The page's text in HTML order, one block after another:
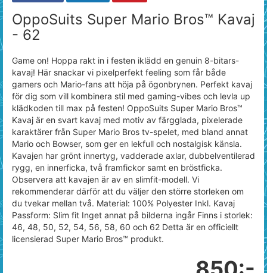
OppoSuits Super Mario Bros™ Kavaj
- 62
Game on! Hoppa rakt in i festen iklädd en genuin 8-bitars-
kavaj! Här snackar vi pixelperfekt feeling som får både
gamers och Mario-fans att höja på ögonbrynen. Perfekt kavaj
för dig som vill kombinera stil med gaming-vibes och levla up
klädkoden till max på festen! OppoSuits Super Mario Bros™
Kavaj är en svart kavaj med motiv av färgglada, pixelerade
karaktärer från Super Mario Bros tv-spelet, med bland annat
Mario och Bowser, som ger en lekfull och nostalgisk känsla.
Kavajen har grönt innertyg, vadderade axlar, dubbelventilerad
rygg, en innerficka, två framfickor samt en bröstficka.
Observera att kavajen är av en slimfit-modell. Vi
rekommenderar därför att du väljer den större storleken om
du tvekar mellan två. Material: 100% Polyester Inkl. Kavaj
Passform: Slim fit Inget annat på bilderna ingår Finns i storlek:
46, 48, 50, 52, 54, 56, 58, 60 och 62 Detta är en officiellt
licensierad Super Mario Bros™ produkt.